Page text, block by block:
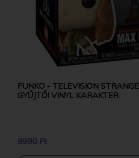
FUNKO - TELEVISION
GYŰJTŐI VINYL KARAKTER
9990 Ft